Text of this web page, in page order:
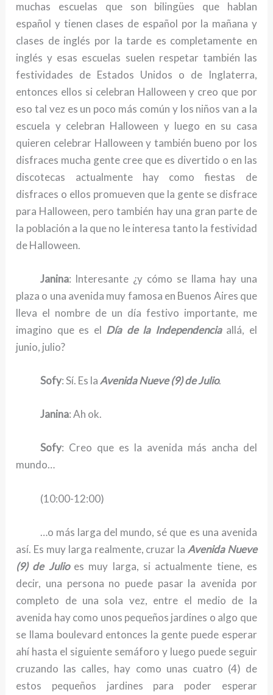
muchas escuelas que son bilingües que hablan
español y tienen clases de español por la mañana y
clases de inglés por la tarde es completamente en
inglés y esas escuelas suelen respetar también las
festividades de Estados Unidos o de Inglaterra,
entonces ellos si celebran Halloween y creo que por
eso tal vez es un poco más común y los niños van a la
escuela y celebran Halloween y luego en su casa
quieren celebrar Halloween y también bueno por los
disfraces mucha gente cree que es divertido o en las
discotecas actualmente hay como fiestas de
disfraces o ellos promueven que la gente se disfrace
para Halloween, pero también hay una gran parte de
la población a la que no le interesa tanto la festividad
de Halloween.
Janina: Interesante ¿y cómo se llama hay una
plaza o una avenida muy famosa en Buenos Aires que
lleva el nombre de un día festivo importante, me
imagino que es el Día de la Independenciaallá, el
junio, julio?
Sofy: Sí. Es laAvenida Nueve (9) de Julio.
Janina: Ah ok.
Sofy: Creo que es la avenida más ancha del
mundo…
(10:00-12:00)
…o más larga del mundo, sé que es una avenida
así. Es muy larga realmente, cruzar la Avenida Nueve
(9) de Julioes muy larga, si actualmente tiene, es
decir, una persona no puede pasar la avenida por
completo de una sola vez, entre el medio de la
avenida hay como unos pequeños jardines o algo que
se llama boulevard entonces la gente puede esperar
ahí hasta el siguiente semáforo y luego puede seguir
cruzando las calles, hay como unas cuatro (4) de
estos pequeños jardines para poder esperar